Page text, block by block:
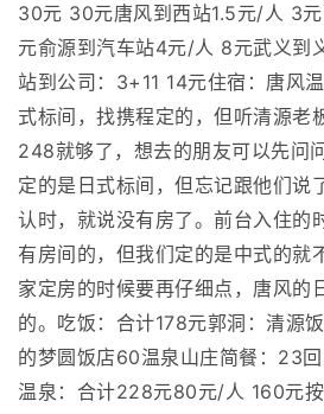
30元 30元唐风到西站1.5元/人 3
元俞源到汽车站4元/人 8元武义到
站到公司：3+11 14元住宿：唐风
式标间，找携程定的，但听清源老
248就够了，想去的朋友可以先问
定的是日式标间，但忘记跟他们说
认时，就说没有房了。前台入住的
有房间的，但我们定的是中式的就
家定房的时候要再仔细点，唐风的
的。吃饭：合计178元郭洞：清源
的梦圆饭店60温泉山庄简餐：23
温泉：合计228元80元/人 160元